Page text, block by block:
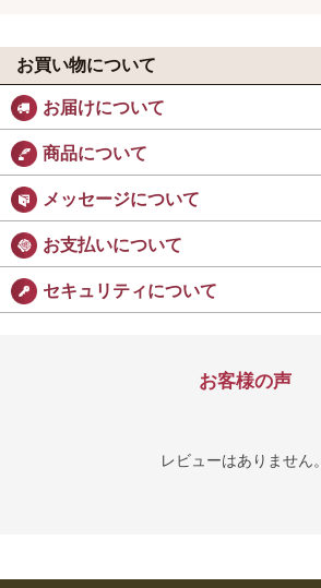
お買い物について
お届けについて
商品について
メッセージについて
お支払いについて
セキュリティについて
お客様の声
レビューはありません。